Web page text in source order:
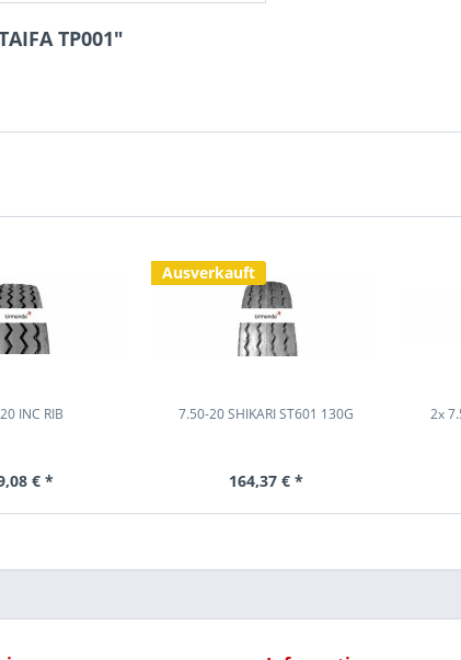
TP001"
INC RIB
€ *
Ausverkauft
7.50-20 SHIKARI ST601 130G
164,37 € *
2x